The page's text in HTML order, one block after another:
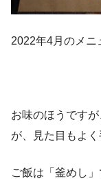
2022年4月のメニ
お味のほうです
が、見た目もよ
ご飯は「釜めし